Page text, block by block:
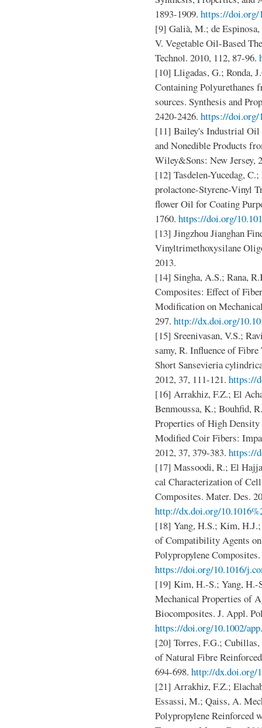
1893-1909. https://doi.org/
[9] Galià, M.; de
V. Vegetable Oil-Based
Technol. 2010, 112, 87-96.
[10] Lligadas, G.; Ronda,
Containing Polyurethanes
sources. Synthesis and
2420-2426. https://doi.org/
[11] Bailey's Industrial Oil
and Nonedible Products
Wiley&Sons: New Jersey,
[12] Tasdelen-Yucedag,
prolactone-Styrene-Vinyl
flower Oil for Coating
1760. https://doi.org/
[13] Jingzhou Jianghan
Vinyltrimethoxysilane
2013.
[14] Singha, A.S.; Rana,
Composites: Effect of
Modification on
297. http://dx.doi.org/
[15] Sreenivasan, V.S.;
samy, R. Influence of
Short Sansevieria
2012, 37, 111-121. https://
[16] Arrakhiz, F.Z.; El
Benmoussa, K.; Bouhfid,
Properties of High
Modified Coir Fibers:
2012, 37, 379-383. https://
[17] Massoodi, R.; El
cal Characterization of
Composites. Mater. Des.
http://dx.doi.org/
[18] Yang, H.S.; Kim,
of Compatibility Agents
Polypropylene
https://doi.org/10.1016/
[19] Kim, H.-S.; Yang,
Mechanical Properties of
Biocomposites. J. Appl.
https://doi.org/10.1002/
[20] Torres, F.G.;
of Natural Fibre
694-698. http://dx.doi.org/
[21] Arrakhiz, F.Z.;
Essassi, M.; Qaiss, A.
Polypropylene Reinforced